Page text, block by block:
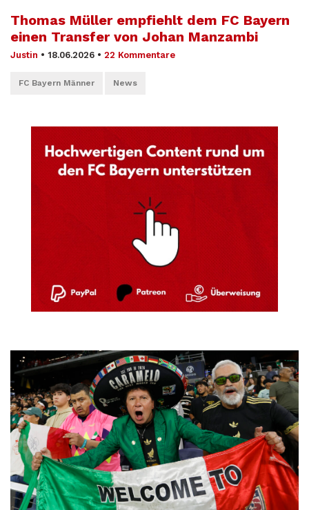
Thomas Müller empfiehlt dem FC Bayern
einen Transfer von Johan Manzambi
Justin • 18.06.2026 • 22 Kommentare
FC Bayern Männer News